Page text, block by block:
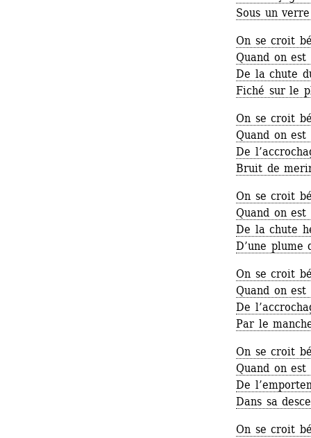
Sous un
On se croit
Quand on est
De la chute
Fiché sur le
On se croit
Quand on est
De
Bruit de
On se croit
Quand on est
De la chute
D’une plume
On se croit
Quand on est
De
Par le
On se croit
Quand on est
De
Dans sa
On se croit